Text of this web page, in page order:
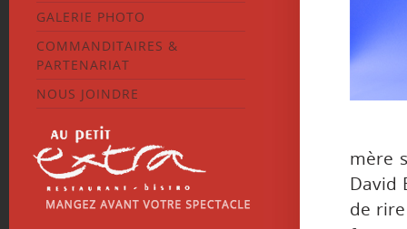
GALERIE PHOTO
COMMANDITAIRES &
PARTENARIAT
NOUS JOINDRE
mère
David
de